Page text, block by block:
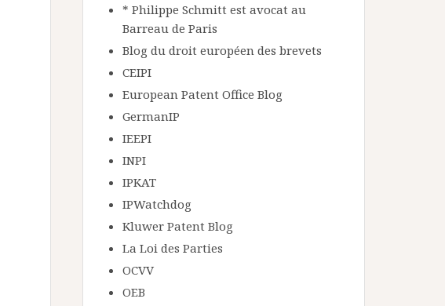
* Philippe Schmitt est avocat au
Barreau de Paris
Blog du droit européen des brevets
CEIPI
European Patent Office Blog
GermanIP
IEEPI
INPI
IPKAT
IPWatchdog
Kluwer Patent Blog
La Loi des Parties
OCVV
OEB